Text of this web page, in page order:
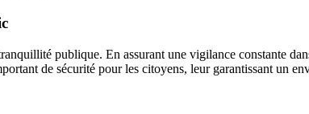
publique. En assurant une vigilance constante
de sécurité pour les citoyens, leur garantissant un